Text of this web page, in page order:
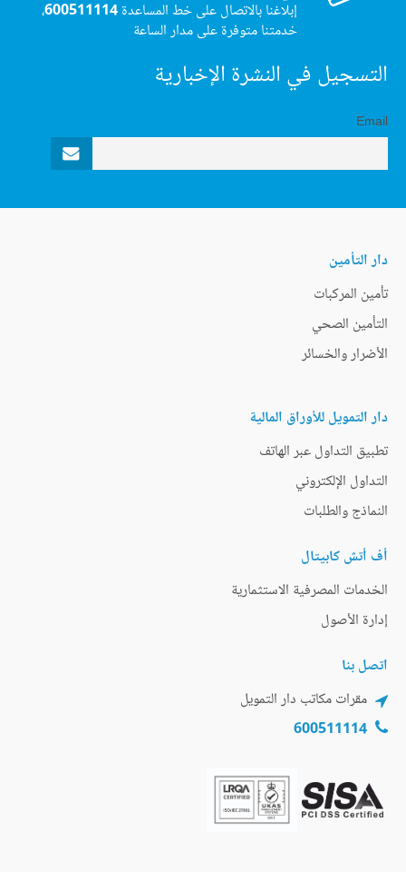
إبلاغنا بالاتصال على خط المساعدة600511114،
خدمتنا متوفرة على مدار الساعة
التسجيل في النشرة الإخبارية
Email
دار التأمين
تأمين المركبات
التأمين الصحي
الأضرار والخسائر
دار التمويل للأوراق المالية
تطبيق التداول عبر الهاتف
التداول الإلكتروني
النماذج والطلبات
أف أتش كابيتال
الخدمات المصرفية الاستثمارية
إدارة الأصول
اتصل بنا
مقرات مكاتب دار التمويل
600511114